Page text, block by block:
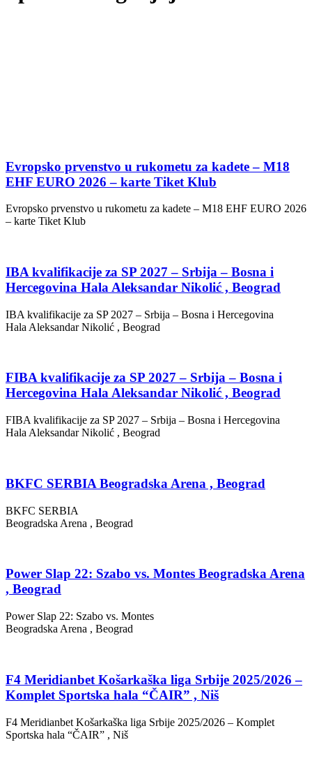
Evropsko prvenstvo u rukometu za kadete – M18
EHF EURO 2026 – karte Tiket Klub
Evropsko prvenstvo u rukometu za kadete – M18 EHF EURO 2026
– karte Tiket Klub
IBA kvalifikacije za SP 2027 – Srbija – Bosna i
Hercegovina Hala Aleksandar Nikolić , Beograd
IBA kvalifikacije za SP 2027 – Srbija – Bosna i Hercegovina
Hala Aleksandar Nikolić , Beograd
FIBA kvalifikacije za SP 2027 – Srbija – Bosna i
Hercegovina Hala Aleksandar Nikolić , Beograd
FIBA kvalifikacije za SP 2027 – Srbija – Bosna i Hercegovina
Hala Aleksandar Nikolić , Beograd
BKFC SERBIA Beogradska Arena , Beograd
BKFC SERBIA
Beogradska Arena , Beograd
Power Slap 22: Szabo vs. Montes Beogradska Arena
, Beograd
Power Slap 22: Szabo vs. Montes
Beogradska Arena , Beograd
F4 Meridianbet Košarkaška liga Srbije 2025/2026 –
Komplet Sportska hala “ČAIR” , Niš
F4 Meridianbet Košarkaška liga Srbije 2025/2026 – Komplet
Sportska hala “ČAIR” , Niš